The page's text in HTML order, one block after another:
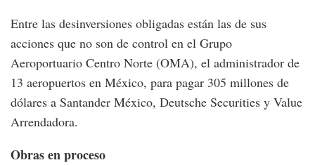
Entre las desinversiones obligadas están las de sus
acciones que no son de control en el Grupo
Aeroportuario Centro Norte (OMA), el administrador de
13 aeropuertos en México, para pagar 305 millones de
dólares a Santander México, Deutsche Securities y Value
Arrendadora.
Obras en proceso